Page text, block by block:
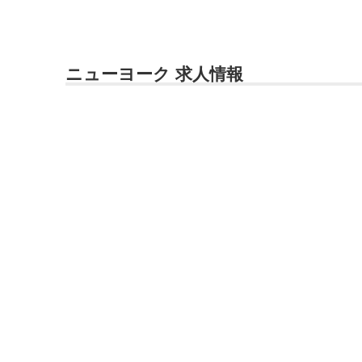
ニューヨーク 求人情報